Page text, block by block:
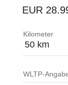
EUR
Kilometer
50 km
WLTP-